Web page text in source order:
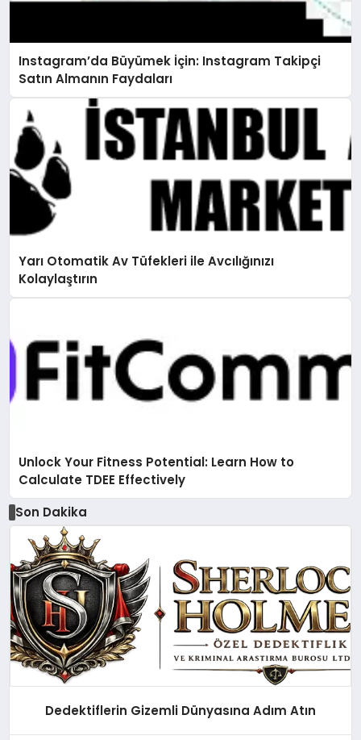
Instagram’da Büyümek İçin: Instagram Takipçi
Satın Almanın Faydaları
Yarı Otomatik Av Tüfekleri ile Avcılığınızı
Kolaylaştırın
Unlock Your Fitness Potential: Learn How to
Calculate TDEE Effectively
Son Dakika
Dedektiflerin Gizemli Dünyasına Adım Atın